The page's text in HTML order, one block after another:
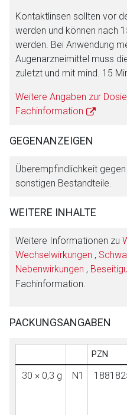
Kontaktlinsen sollten vor
werden und können nach
werden. Bei Anwendung
Augenarzneimittel muss
zuletzt und mit mind. 15
Weitere Angaben zur
Fachinformation
GEGENANZEIGEN
Überempfindlichkeit
sonstigen Bestandteile.
WEITERE INHALTE
Weitere Informationen zu
Wechselwirkungen ,
Nebenwirkungen ,
Fachinformation.
PACKUNGSANGABEN
PZN
30 × 0,3 g N1